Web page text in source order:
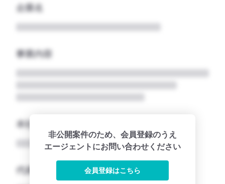
企業名
事業内容
本社所在地名
代表者
非公開案件のため、会員登録のうえ
エージェントにお問い合わせください
会員登録はこちら